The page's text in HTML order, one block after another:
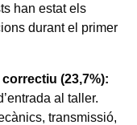
han estat els
durant el primer
(23,7%):
al taller.
transmissió,